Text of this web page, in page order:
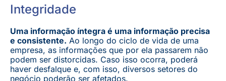
Integridade
Uma informação íntegra é uma informação precisa
e consistente. Ao longo do ciclo de vida de uma
empresa, as informações que por ela passarem não
podem ser distorcidas. Caso isso ocorra, poderá
haver desfalque e, com isso, diversos setores do
negócio poderão ser afetados.